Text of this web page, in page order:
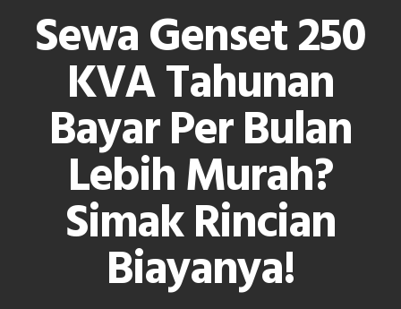
Sewa Genset 250
KVA Tahunan
Bayar Per Bulan
Lebih Murah?
Simak Rincian
Biayanya!